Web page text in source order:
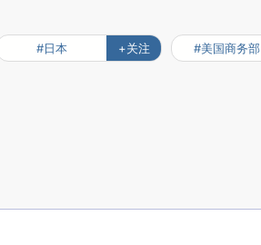
#日本 +关注 #美国商务部